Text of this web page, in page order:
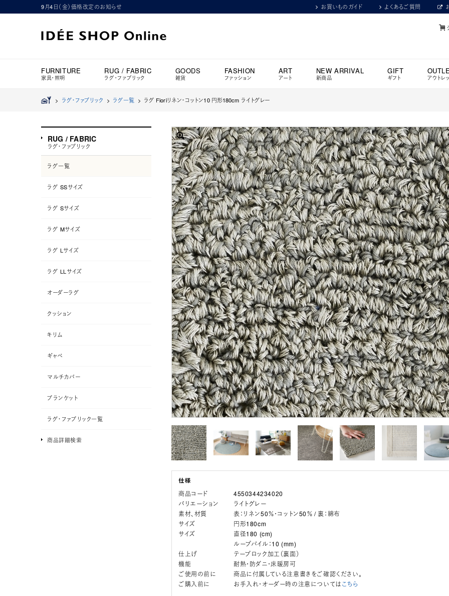
9月4日（金）価格改定のお知らせ お買いものガイド よくあるご質問
FURNITURE
家具・照明
RUG / FABRIC
ラグ・ファブリック
GOODS
雑貨
FASHION
ファッション
ART
アート
NEW ARRIVAL
新商品
GIFT
ギフト アウトレ
> ラグ・ファブリック > ラグ一覧 > ラグ Fioriリネン・コットン10 円形180cm ライトグレー
商品コード
4550344234020
バリエーション
ライトグレー
素材、材質
表：リネン50％・コットン50％ / 裏：綿布
サイズ
円形180cm
サイズ
直径180 (cm)
ループパイル：10 (mm)
仕上げ
テープロック加工（裏面）
機能
耐熱・防ダニ・床暖房可
ご使用の前に
商品に付属している注意書きをご確認ください。
ご購入前に
お手入れ・オーダー時の注意についてはこちら
RUG / FABRIC
ラグ・ファブリック
ラグ一覧
ラグ SSサイズ
ラグ Sサイズ
ラグ Mサイズ
ラグ Lサイズ
ラグ LLサイズ
オーダーラグ
クッション
キリム
ギャベ
マルチカバー
ブランケット
ラグ・ファブリック一覧
商品詳細検索